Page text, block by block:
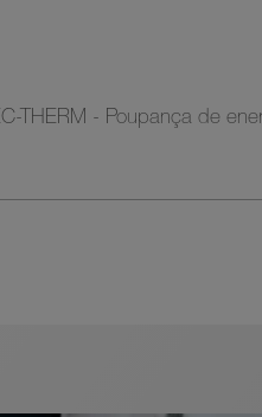
THERM - Poupança de